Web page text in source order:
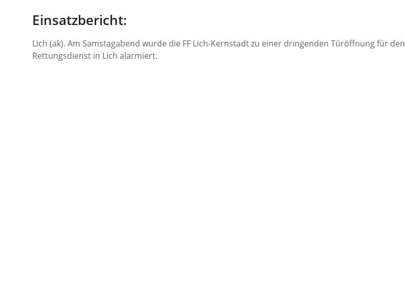
Einsatzbericht:
Lich (ak). Am Samstagabend wurde die FF Lich-Kernstadt zu einer dringenden Türöffnung für den
Rettungsdienst in Lich alarmiert.